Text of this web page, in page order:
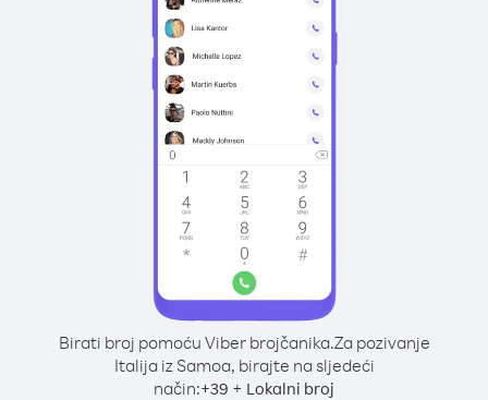
Birati broj pomoću Viber brojčanika.Za pozivanje
Italija iz Samoa, birajte na sljedeći
način:+39 + Lokalni broj